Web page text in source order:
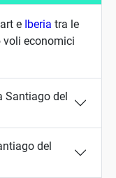
e Iberia tra le
voli economici
Santiago del
del